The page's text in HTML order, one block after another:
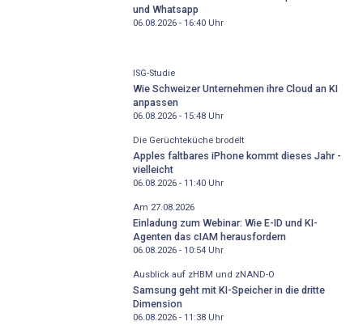
und Whatsapp
06.08.2026 - 16:40Uhr
ISG-Studie
Wie Schweizer Unternehmen ihre Cloud an KI
anpassen
06.08.2026 - 15:48Uhr
Die Gerüchteküche brodelt
Apples faltbares iPhone kommt dieses Jahr -
vielleicht
06.08.2026 - 11:40Uhr
Am 27.08.2026
Einladung zum Webinar: Wie E-ID und KI-
Agenten das cIAM herausfordern
06.08.2026 - 10:54Uhr
Ausblick auf zHBM und zNAND-O
Samsung geht mit KI-Speicher in die dritte
Dimension
06.08.2026 - 11:38Uhr